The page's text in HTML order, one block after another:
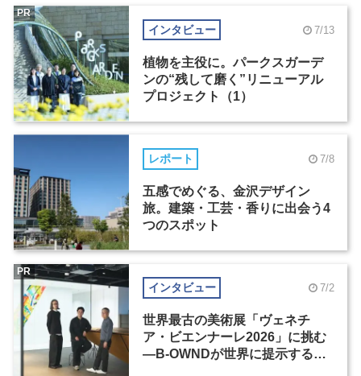
インタビュー 7/13
植物を主役に。パークスガーデ
ンの“残して磨く”リニューアル
プロジェクト（1）
PR
レポート 7/8
五感でめぐる、金沢デザイン
旅。建築・工芸・香りに出会う4
つのスポット
インタビュー 7/2
世界最古の美術展「ヴェネチ
ア・ビエンナーレ2026」に挑む
―B-OWNDが世界に提示する美
PR